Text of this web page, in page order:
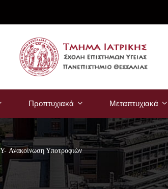
Προπτυχιακά Μεταπτυχιακά
Ανακοίνωση Υποτροφιών